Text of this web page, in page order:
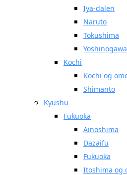
Iya-dalen
Naruto
Tokushima
Kochi
Kochi og
Shimanto
Kyushu
Fukuoka
Ainoshima
Dazaifu
Fukuoka
Itoshima og